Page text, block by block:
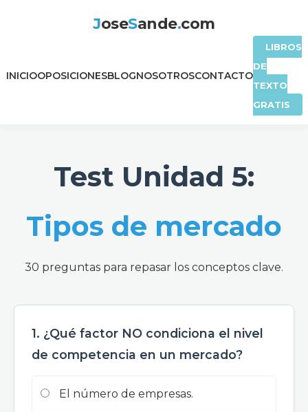
JoseSande.com
INICIOOPOSICIONESBLOGNOSOTROSCONTACTO
LIBROS
DE
TEXTO
GRATIS
Test Unidad 5:
Tipos de mercado
30 preguntas para repasar los conceptos clave.
1. ¿Qué factor NO condiciona el nivel
de competencia en un mercado?
El número de empresas.